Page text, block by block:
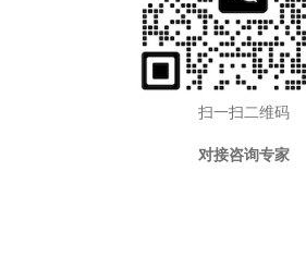
扫一扫二维码
对接咨询专家